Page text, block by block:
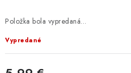
NA STUDENÚ VODU
DARČEKOVÝ POUKAZ
Položka bola vypredaná…
Vypredané